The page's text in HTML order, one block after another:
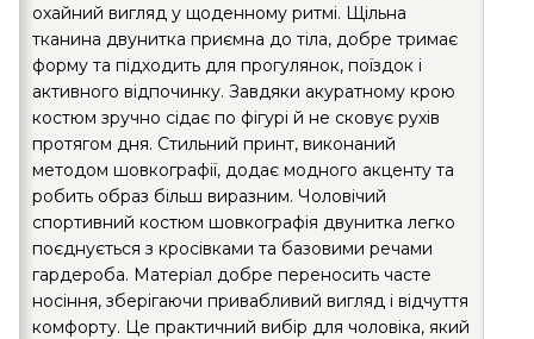
охайний вигляд у щоденному ритмі. Щільна
тканина двунитка приємна до тіла, добре тримає
форму та підходить для прогулянок, поїздок і
активного відпочинку. Завдяки акуратному крою
костюм зручно сідає по фігурі й не сковує рухів
протягом дня. Стильний принт, виконаний
методом шовкографії, додає модного акценту та
робить образ більш виразним. Чоловічий
спортивний костюм шовкографія двунитка легко
поєднується з кросівками та базовими речами
гардероба. Матеріал добре переносить часте
носіння, зберігаючи привабливий вигляд і відчуття
комфорту. Це практичний вибір для чоловіка, який